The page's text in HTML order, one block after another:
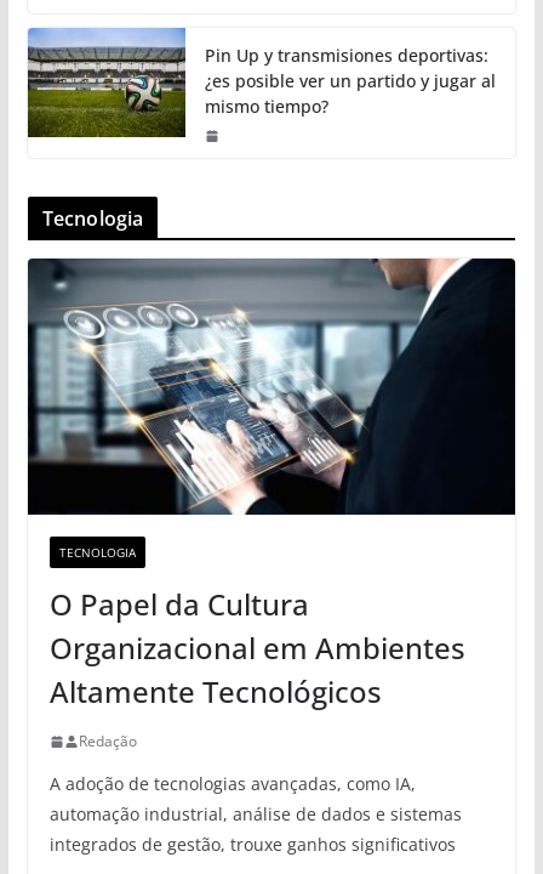
Pin Up y transmisiones deportivas:
¿es posible ver un partido y jugar al
mismo tiempo?
Tecnologia
TECNOLOGIA
O Papel da Cultura
Organizacional em Ambientes
Altamente Tecnológicos
Redação
A adoção de tecnologias avançadas, como IA,
automação industrial, análise de dados e sistemas
integrados de gestão, trouxe ganhos significativos